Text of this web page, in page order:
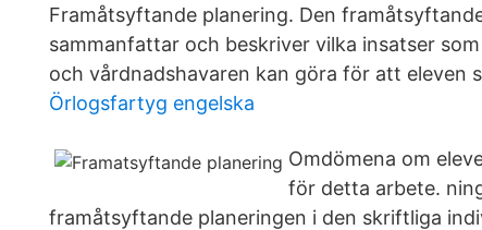
Framåtsyftande planering. Den
sammanfattar och beskriver vilka insatser
och vårdnadshavaren kan göra för att eleven
Örlogsfartyg engelska
Omdömena om
för detta arbete.
framåtsyftande planeringen i den skriftliga